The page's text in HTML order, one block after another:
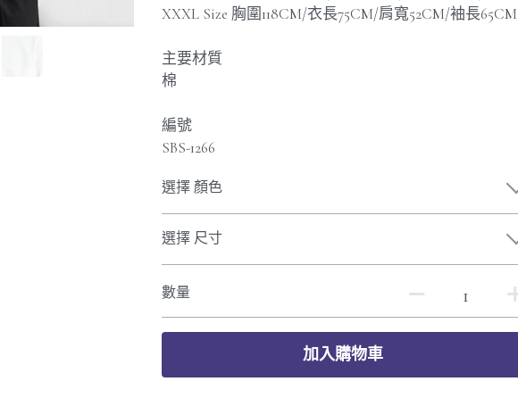
XXXL Size 胸圍118CM/衣長75CM/肩寬52CM/袖長65CM
主要材質
棉
編號
SBS-1266
選擇 顏色
選擇 尺寸
數量
加入購物車